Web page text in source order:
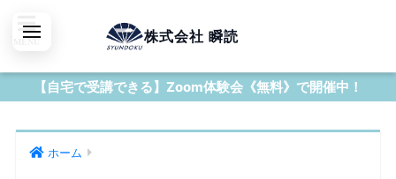
株式会社 瞬読
【自宅で受講できる】Zoom体験会《無料》で開催中！
ホーム